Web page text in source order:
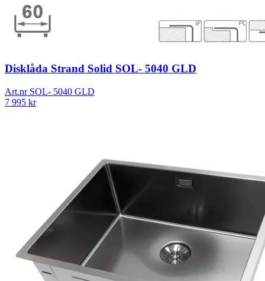
Disklåda Strand Solid SOL- 5040 GLD
Art.nr SOL- 5040 GLD
7 995 kr